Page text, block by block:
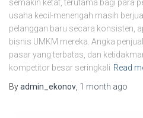
semakin ketat, terutama bagi para
usaha kecil-menengah masih
pelanggan baru secara konsisten,
bisnis UMKM mereka. Angka
pasar yang terbatas, dan
kompetitor besar seringkali Read
Byadmin_ekonov, 1 month ago